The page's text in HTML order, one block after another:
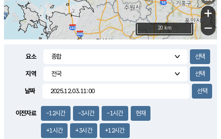
+
−
20 km
요소
지역
날짜
이전자료 -12시간 -3시간 -1시간 현재
+1시간 +3시간 +12시간